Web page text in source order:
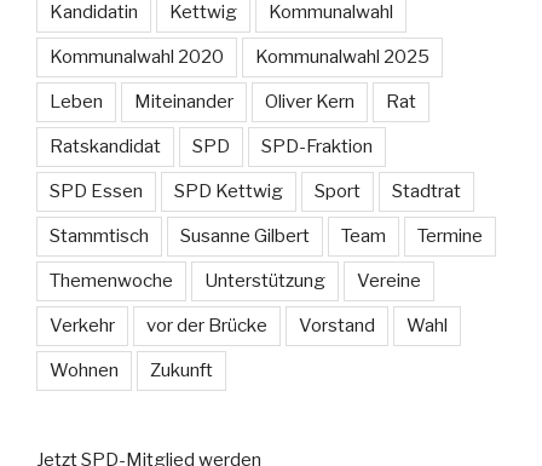
Kandidatin Kettwig Kommunalwahl
Kommunalwahl 2020 Kommunalwahl 2025
Leben Miteinander Oliver Kern Rat
Ratskandidat SPD SPD-Fraktion
SPD Essen SPD Kettwig Sport Stadtrat
Stammtisch Susanne Gilbert Team Termine
Themenwoche Unterstützung Vereine
Verkehr vor der Brücke Vorstand Wahl
Wohnen Zukunft
Jetzt SPD-Mitglied werden